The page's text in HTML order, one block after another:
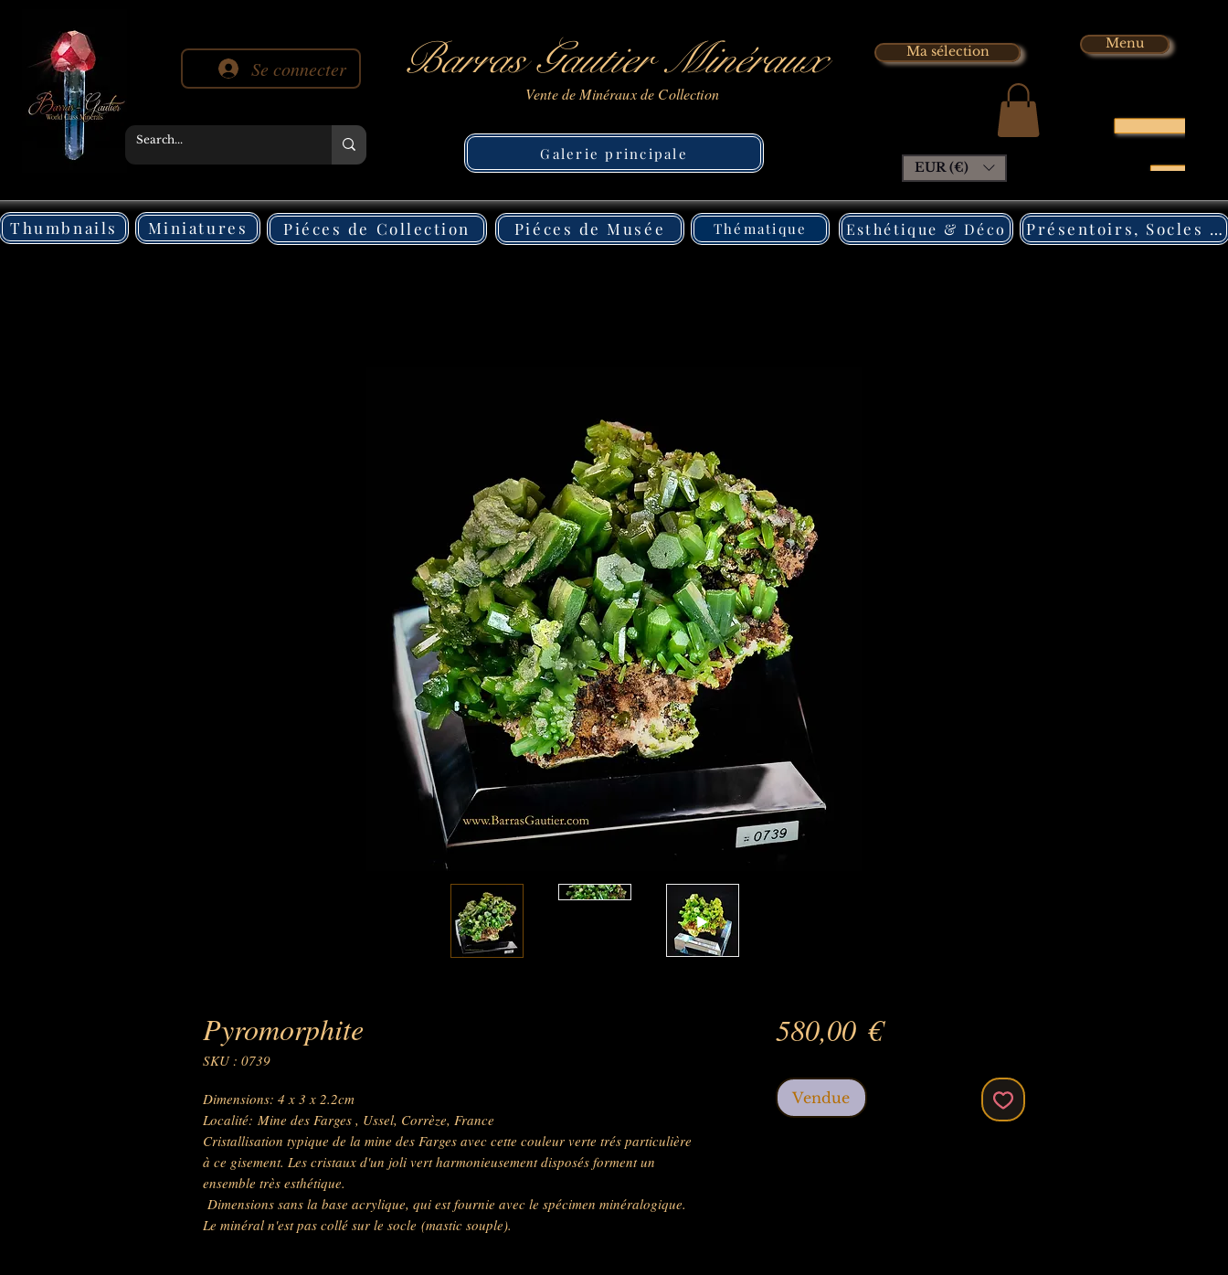
Barras Gautier Minéraux
Vente de Minéraux de Collection
Galerie principale
Se connecter
Ma sélection
EUR (€)
Menu
Thumbnails Miniatures Piéces de Collection Piéces de Musée Thématique Esthétique & Déco Présentoirs, Socles Pléxi
Pyromorphite
SKU : 0739
Dimensions: 4 x 3 x 2.2cm
Localité: Mine des Farges , Ussel, Corrèze, France
Cristallisation typique de la mine des Farges avec cette couleur verte trés particulière
à ce gisement. Les cristaux d'un joli vert harmonieusement disposés forment un
ensemble très esthétique.
Dimensions sans la base acrylique, qui est fournie avec le spécimen minéralogique.
Le minéral n'est pas collé sur le socle (mastic souple).
580,00 €Prix
Vendue